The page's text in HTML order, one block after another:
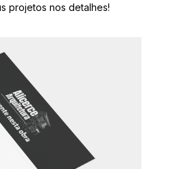
projetos nos detalhes!